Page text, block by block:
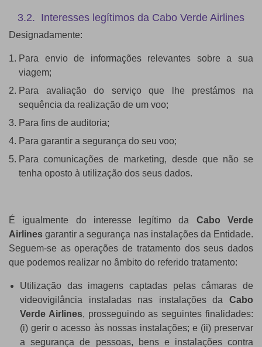
3.2. Interesses legítimos da Cabo Verde Airlines
Designadamente:
Para envio de informações relevantes sobre a sua
viagem;
Para avaliação do serviço que lhe prestámos na
sequência da realização de um voo;
Para fins de auditoria;
Para garantir a segurança do seu voo;
Para comunicações de marketing, desde que não se
tenha oposto à utilização dos seus dados.
É igualmente do interesse legítimo da Cabo Verde
Airlines garantir a segurança nas instalações da Entidade.
Seguem-se as operações de tratamento dos seus dados
que podemos realizar no âmbito do referido tratamento:
Utilização das imagens captadas pelas câmaras de
videovigilância instaladas nas instalações da Cabo
Verde Airlines, prosseguindo as seguintes finalidades:
(i) gerir o acesso às nossas instalações; e (ii) preservar
a segurança de pessoas, bens e instalações contra